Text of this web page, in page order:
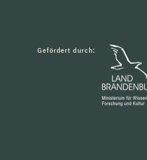
Gefördert durch: